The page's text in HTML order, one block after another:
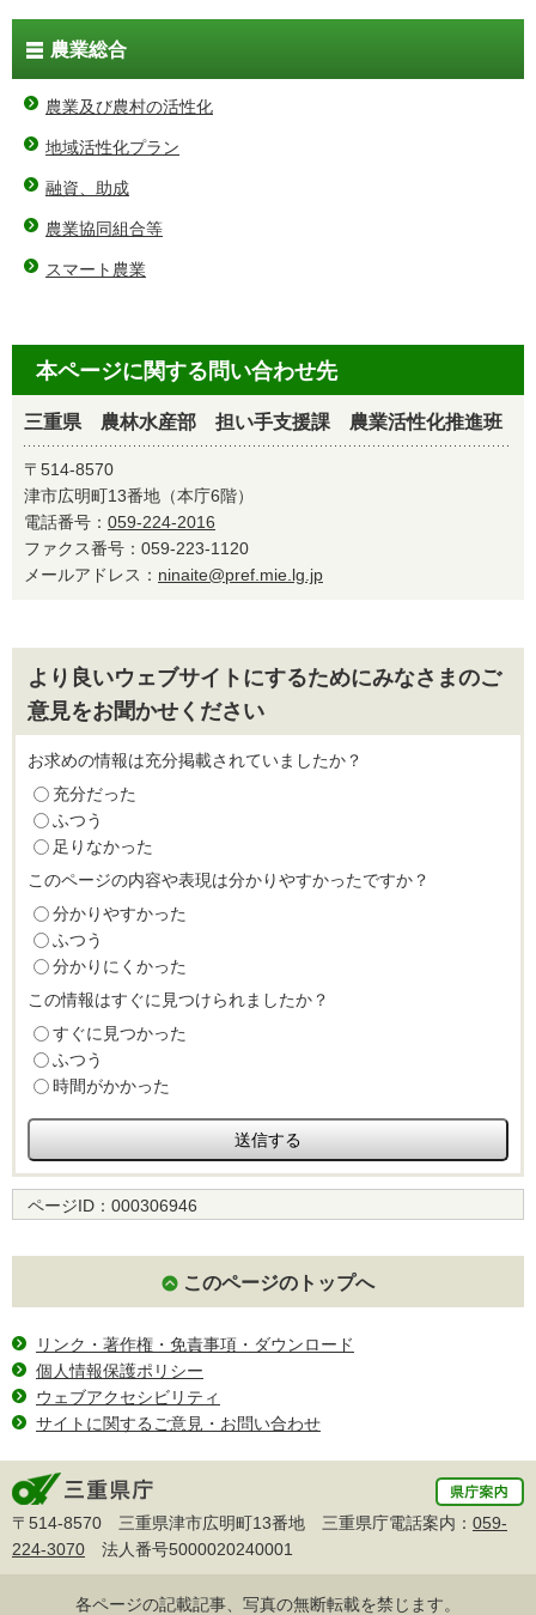
農業総合
農業及び農村の活性化
地域活性化プラン
融資、助成
農業協同組合等
スマート農業
本ページに関する問い合わせ先
三重県 農林水産部 担い手支援課 農業活性化推進班
〒514-8570
津市広明町13番地（本庁6階）
電話番号： 059-224-2016
ファクス番号：059-223-1120
メールアドレス： ninaite@pref.mie.lg.jp
より良いウェブサイトにするためにみなさまのご
意見をお聞かせください
お求めの情報は充分掲載されていましたか？
充分だった
ふつう
足りなかった
このページの内容や表現は分かりやすかったですか？
分かりやすかった
ふつう
分かりにくかった
この情報はすぐに見つけられましたか？
すぐに見つかった
ふつう
時間がかかった
ページID： 000306946
このページのトップへ
リンク・著作権・免責事項・ダウンロード
個人情報保護ポリシー
ウェブアクセシビリティ
サイトに関するご意見・お問い合わせ
〒514-8570 三重県津市広明町13番地 三重県庁電話案内： 059-
224-3070 法人番号5000020240001
各ページの記載記事、写真の無断転載を禁じます。